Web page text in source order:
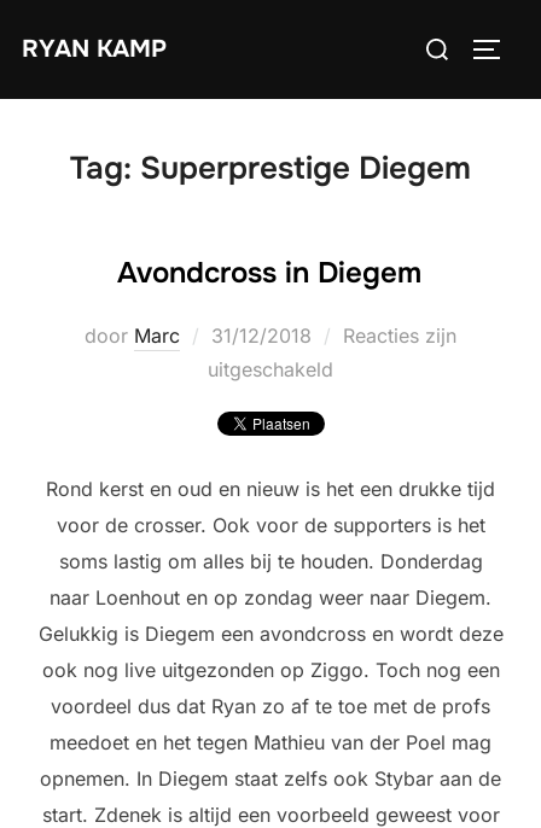
naarRYAN KAMP
Zoek
Tag: Superprestige Diegem
Avondcross in Diegem
door Marc
Geplaatst
op
31/12/2018
Reacties zijn
uitgeschakeld
Rond kerst en oud en nieuw is het een drukke tijd
voor de crosser. Ook voor de supporters is het
soms lastig om alles bij te houden. Donderdag
naar Loenhout en op zondag weer naar Diegem.
Gelukkig is Diegem een avondcross en wordt deze
ook nog live uitgezonden op Ziggo. Toch nog een
voordeel dus dat Ryan zo af te toe met de profs
meedoet en het tegen Mathieu van der Poel mag
opnemen. In Diegem staat zelfs ook Stybar aan de
start. Zdenek is altijd een voorbeeld geweest voor